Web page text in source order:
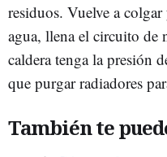
residuos. Vuelve a
agua, llena el circuito de
caldera tenga la presión
que purgar radiadores
También te